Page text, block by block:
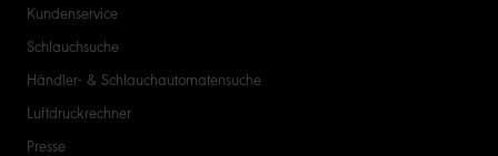
Kundenservice
Schlauchsuche
Händler- & Schlauchautomatensuche
Luftdruckrechner
Presse